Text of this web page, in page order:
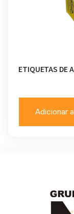
ETIQUETAS DE
Adicionar